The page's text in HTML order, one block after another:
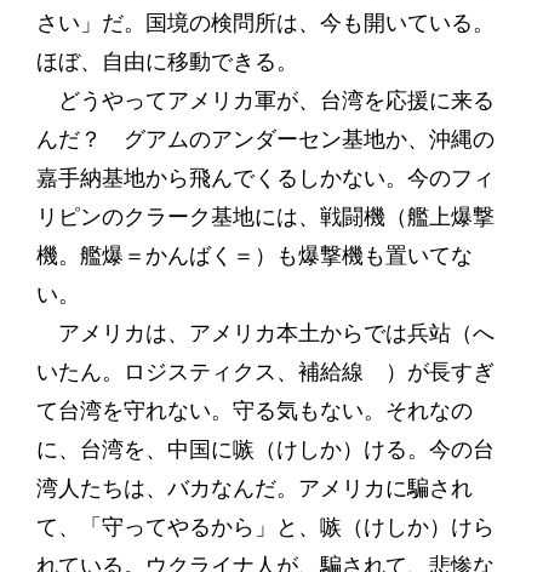
さい」だ。国境の検問所は、今も開いている。
ほぼ、自由に移動できる。
どうやってアメリカ軍が、台湾を応援に来る
んだ？ グアムのアンダーセン基地か、沖縄の
嘉手納基地から飛んでくるしかない。今のフィ
リピンのクラーク基地には、戦闘機（艦上爆撃
機。艦爆＝かんばく＝）も爆撃機も置いてな
い。
アメリカは、アメリカ本土からでは兵站（へ
いたん。ロジスティクス、補給線 ）が長すぎ
て台湾を守れない。守る気もない。それなの
に、台湾を、中国に嗾（けしか）ける。今の台
湾人たちは、バカなんだ。アメリカに騙され
て、「守ってやるから」と、嗾（けしか）けら
れている。ウクライナ人が、騙されて、悲惨な